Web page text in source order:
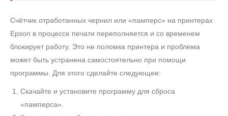
Счётчик отработанных чернил или «памперс» на принтерах
Epson в процессе печати переполняется и со временем
блокирует работу. Это не поломка принтера и проблема
может быть устранена самостоятельно при помощи
программы. Для этого сделайте следующее:
Скачайте и установите программу для сброса
«памперса».